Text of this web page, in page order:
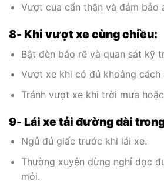
Vượt cua cẩn thận và đảm bảo
8- Khi vượt xe cùng chiều:
Bật đèn báo rẽ và quan sát kỹ
Vượt xe khi có đủ khoảng cách
Tránh vượt xe khi trời mưa
9- Lái xe tải đường dài
Ngủ đủ giấc trước khi lái xe.
Thường xuyên dừng nghỉ dọc
mỏi.